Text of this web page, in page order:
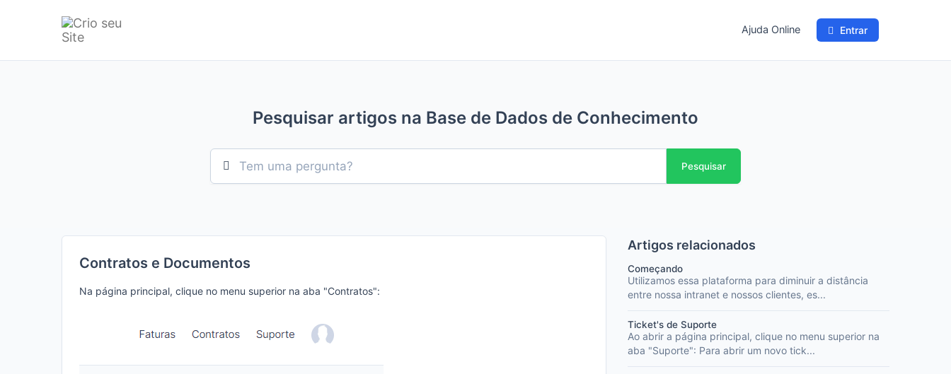
Ajuda Online Entrar
Pesquisar artigos na Base de Dados de Conhecimento
Pesquisar
Contratos e Documentos
Na página principal, clique no menu superior na aba "Contratos":
Artigos relacionados
Começando
Utilizamos essa plataforma para diminuir a distância
entre nossa intranet e nossos clientes, es...
Ticket's de Suporte
Ao abrir a página principal, clique no menu superior na
aba "Suporte": Para abrir um novo tick...